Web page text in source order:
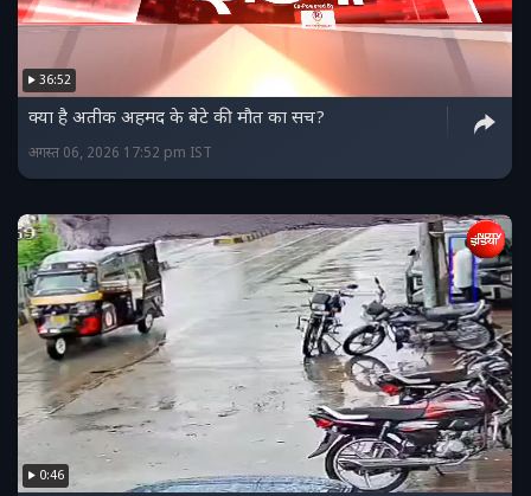
36:52
क्या है अतीक अहमद के बेटे की मौत का सच?
अगस्त 06, 2026 17:52 pm IST
0:46